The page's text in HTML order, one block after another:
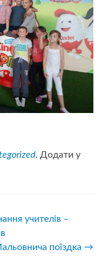
. Додати у
учителів –
поїздка →